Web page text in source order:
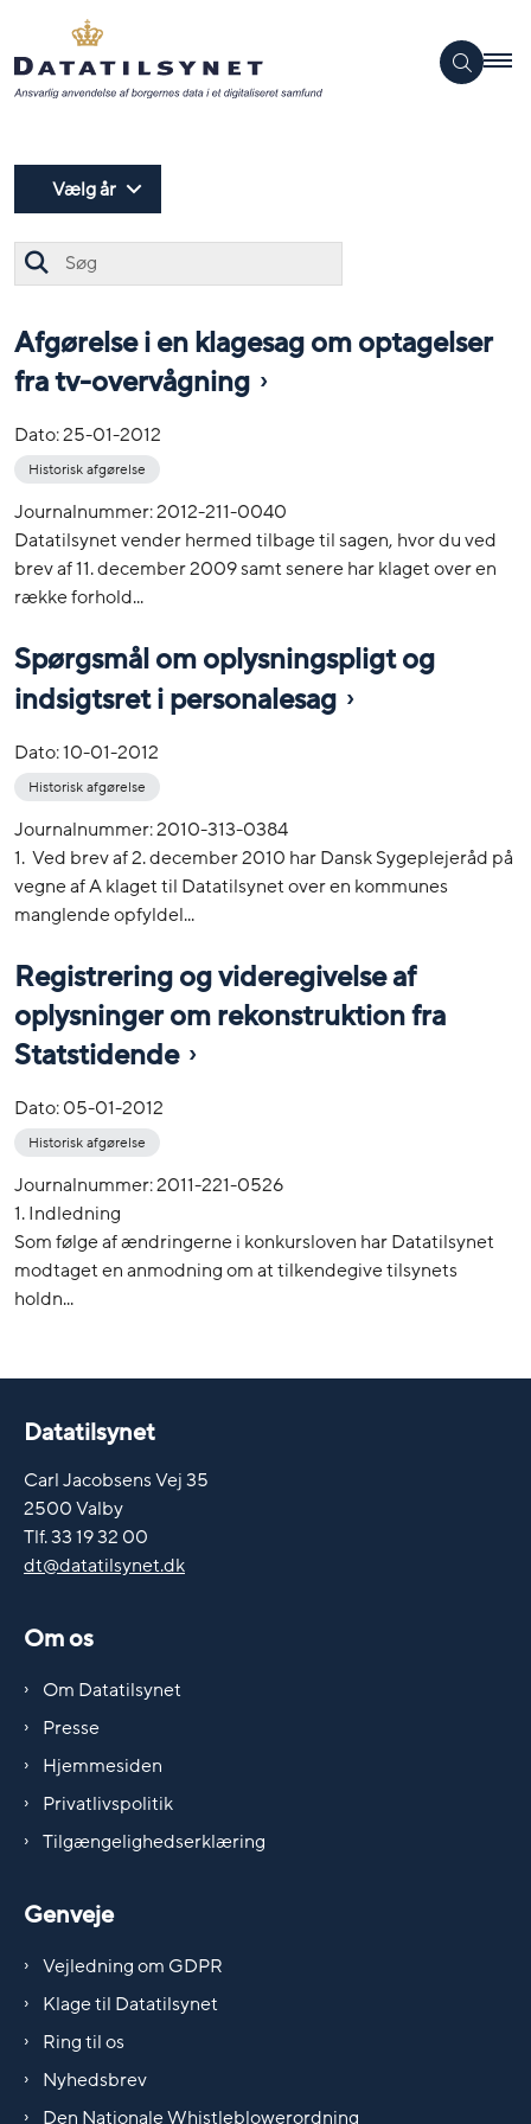
Vælg år
Afgørelse i en klagesag om optagelser
fra tv-overvågning
Dato:25-01-2012
Historisk afgørelse
Journalnummer: 2012-211-0040
Datatilsynet vender hermed tilbage til sagen, hvor du ved
brev af 11. december 2009 samt senere har klaget over en
række forhold...
Spørgsmål om oplysningspligt og
indsigtsret i personalesag
Dato:10-01-2012
Historisk afgørelse
Journalnummer: 2010-313-0384
1. Ved brev af 2. december 2010 har Dansk Sygeplejeråd på
vegne af A klaget til Datatilsynet over en kommunes
manglende opfyldel...
Registrering og videregivelse af
oplysninger om rekonstruktion fra
Statstidende
Dato:05-01-2012
Historisk afgørelse
Journalnummer: 2011-221-0526
1. Indledning
Som følge af ændringerne i konkursloven har Datatilsynet
modtaget en anmodning om at tilkendegive tilsynets
holdn...
Datatilsynet
Carl Jacobsens Vej 35
2500 Valby
Tlf. 33 19 32 00
dt@datatilsynet.dk
Om os
Om Datatilsynet
Presse
Hjemmesiden
Privatlivspolitik
Tilgængelighedserklæring
Genveje
Vejledning om GDPR
Klage til Datatilsynet
Ring til os
Nyhedsbrev
Den Nationale Whistleblowerordning